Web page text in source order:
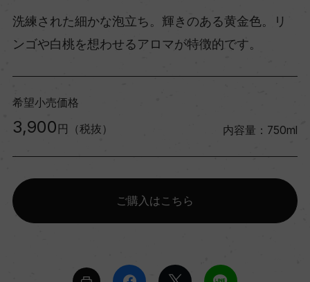
洗練された細かな泡立ち。輝きのある黄金色。リ
ンゴや白桃を想わせるアロマが特徴的です。
希望小売価格
3,900 円（税抜） 内容量：750ml
ご購入はこちら